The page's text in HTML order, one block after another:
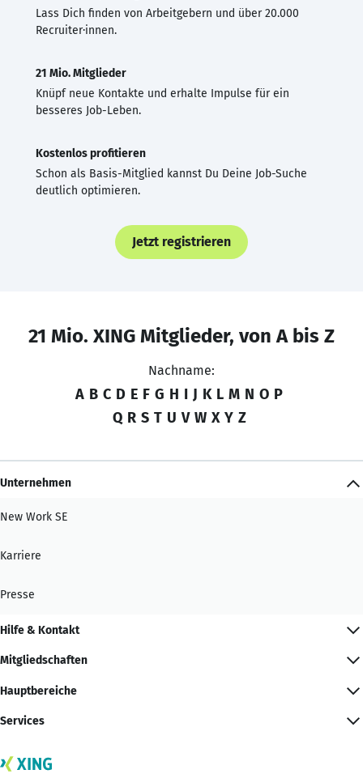
Lass Dich finden von Arbeitgebern und über 20.000
Recruiter·innen.
21 Mio. Mitglieder
Knüpf neue Kontakte und erhalte Impulse für ein
besseres Job-Leben.
Kostenlos profitieren
Schon als Basis-Mitglied kannst Du Deine Job-Suche
deutlich optimieren.
Jetzt registrieren
21 Mio. XING Mitglieder, von A bis Z
Nachname:
A B C D E F G H I J K L M N O P
Q R S T U V W X Y Z
Unternehmen
New Work SE
Karriere
Presse
Hilfe & Kontakt
Mitgliedschaften
Hauptbereiche
Services